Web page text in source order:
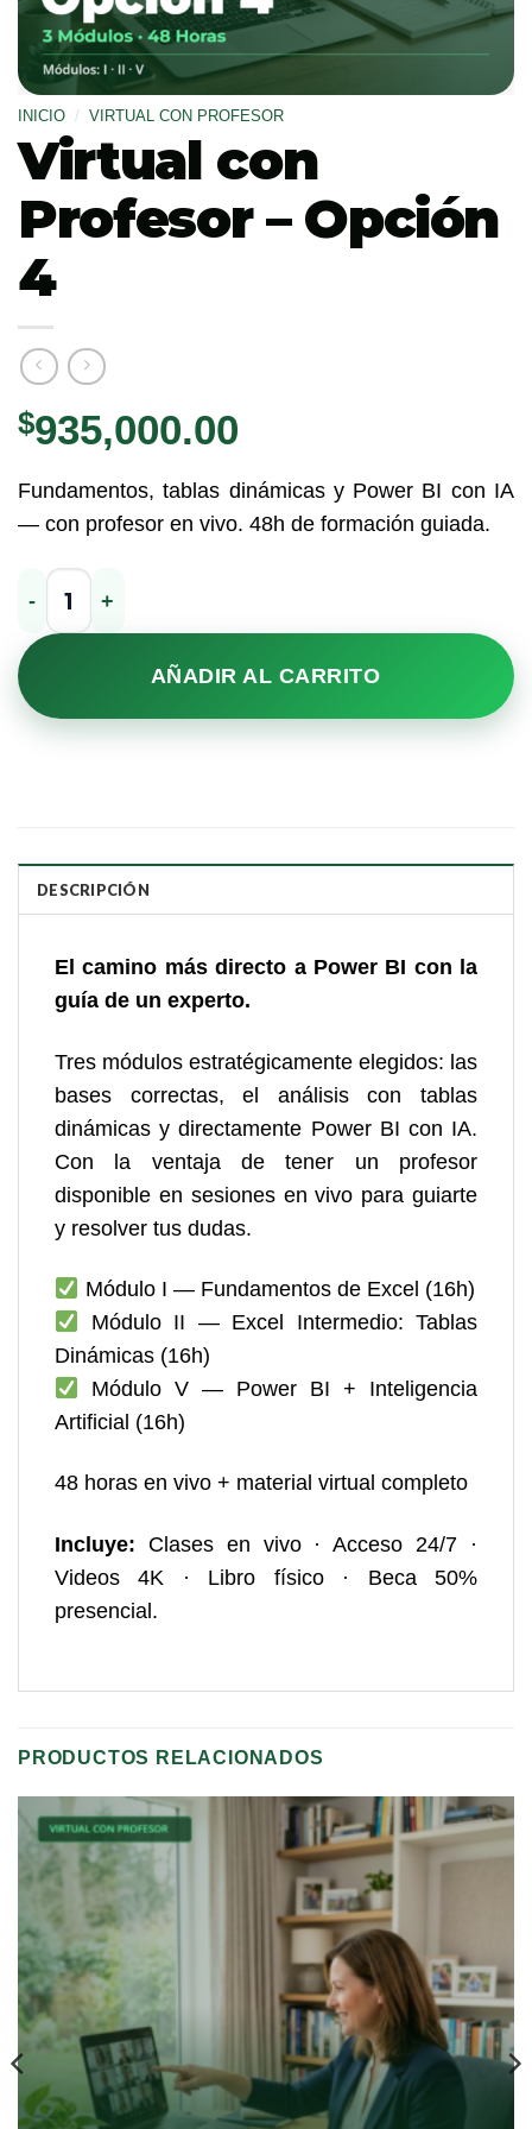
INICIO / VIRTUAL CON PROFESOR
Virtual con
Profesor – Opción
4
$935,000.00
Fundamentos, tablas dinámicas y Power BI con IA
— con profesor en vivo. 48h de formación guiada.
Virtual con Profesor – Opción 4 cantidad
AÑADIR AL CARRITO
DESCRIPCIÓN
El camino más directo a Power BI con la
guía de un experto.
Tres módulos estratégicamente elegidos: las
bases correctas, el análisis con tablas
dinámicas y directamente Power BI con IA.
Con la ventaja de tener un profesor
disponible en sesiones en vivo para guiarte
y resolver tus dudas.
Módulo I — Fundamentos de Excel (16h)
Módulo II — Excel Intermedio: Tablas
Dinámicas (16h)
Módulo V — Power BI + Inteligencia
Artificial (16h)
48 horas en vivo + material virtual completo
Incluye: Clases en vivo · Acceso 24/7 ·
Videos 4K · Libro físico · Beca 50%
presencial.
PRODUCTOS RELACIONADOS